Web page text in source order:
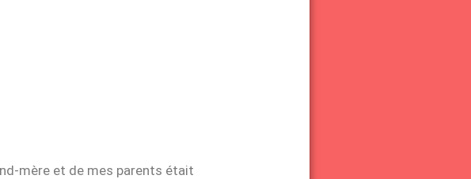
mère et de mes parents était